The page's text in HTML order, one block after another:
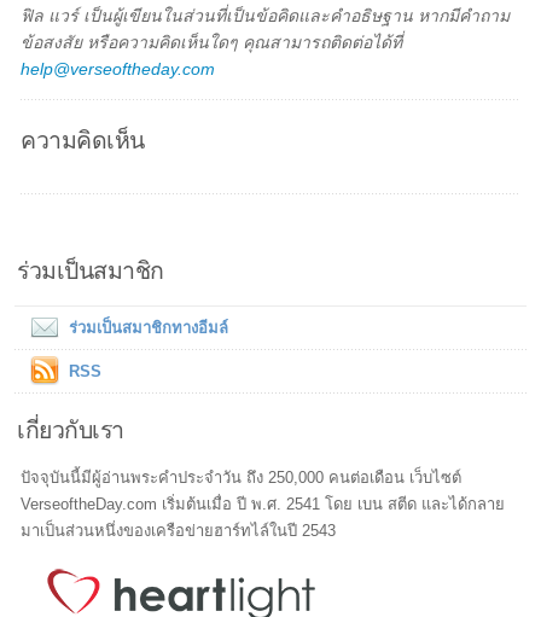
ฟิล แวร์ เป็นผู้เขียนในส่วนที่เป็นข้อคิดและคำอธิษฐาน หากมีคำถาม
ข้อสงสัย หรือความคิดเห็นใดๆ คุณสามารถติดต่อได้ที่
help@verseoftheday.com
ความคิดเห็น
ร่วมเป็นสมาชิก
ร่วมเป็นสมาชิกทางอีมล์
RSS
เกี่ยวกับเรา
ปัจจุบันนี้มีผู้อ่านพระคำประจำวัน ถึง 250,000 คนต่อเดือน เว็บไซต์
VerseoftheDay.com เริ่มต้นเมื่อ ปี พ.ศ. 2541 โดย เบน สตีด และได้กลาย
มาเป็นส่วนหนึ่งของเครือข่ายฮาร์ทไล์ในปี 2543